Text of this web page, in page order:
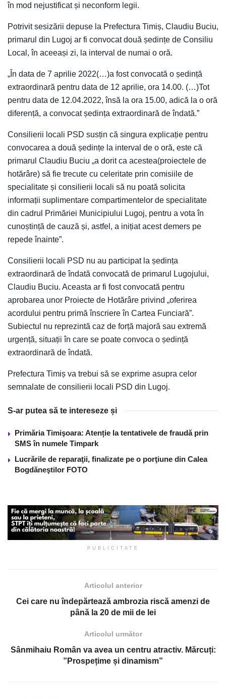
în mod nejustificat și neconform legii.
Potrivit sesizării depuse la Prefectura Timiș, Claudiu Buciu,
primarul din Lugoj ar fi convocat două ședințe de Consiliu
Local, în aceeași zi, la interval de numai o oră.
„În data de 7 aprilie 2022(…)a fost convocată o ședință
extraordinară pentru data de 12 aprilie, ora 14.00. (…)Tot
pentru data de 12.04.2022, însă la ora 15.00, adică la o oră
diferență, a convocat ședința extraordinară de îndată.”
Consilierii locali PSD susțin că singura explicație pentru
convocarea a două ședințe la interval de o oră, este că
primarul Claudiu Buciu „a dorit ca acestea(proiectele de
hotărâre) să fie trecute cu celeritate prin comisiile de
specialitate și consilierii locali să nu poată solicita
informații suplimentare compartimentelor de specialitate
din cadrul Primăriei Municipiului Lugoj, pentru a vota în
cunoștință de cauză și, astfel, a inițiat acest demers pe
repede înainte”.
Consilierii locali PSD nu au participat la ședința
extraordinară de îndată convocată de primarul Lugojului,
Claudiu Buciu. Aceasta ar fi fost convocată pentru
aprobarea unor Proiecte de Hotărâre privind „oferirea
acordului pentru primă înscriere în Cartea Funciară”.
Subiectul nu reprezintă caz de forță majoră sau extremă
urgență, situații în care se poate convoca o ședință
extraordinară de îndată.
Prefectura Timiș va trebui să se exprime asupra celor
semnalate de consilierii locali PSD din Lugoj.
S-ar putea să te intereseze și
Primăria Timişoara: Atenție la tentativele de fraudă prin
SMS în numele Timpark
Lucrările de reparaţii, finalizate pe o porţiune din Calea
Bogdăneştilor FOTO
PUBLICITATE
Articolul anterior
Cei care nu îndepărtează ambrozia riscă amenzi de
până la 20 de mii de lei
Articolul următor
Sânmihaiu Român va avea un centru atractiv. Mărcuți:
”Prospețime și dinamism”